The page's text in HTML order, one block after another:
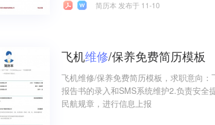
简历本 发布于 11-10
飞机维修/保养免费简历模板
飞机维修/保养免费简历模板，求职意向
报告书的录入和SMS系统维护2.负责安全
民航规章，进行信息上报